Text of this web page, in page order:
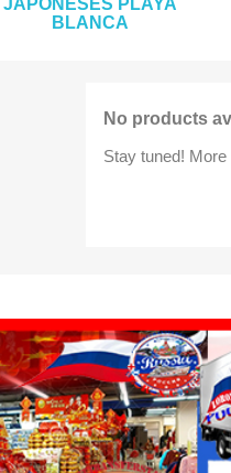
JAPONESES PLAYA
BLANCA
No products
Stay tuned!